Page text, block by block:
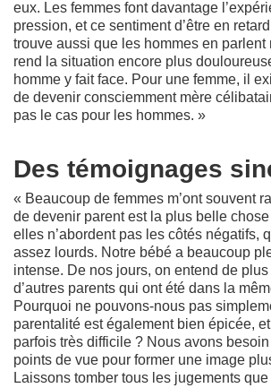
eux. Les femmes font davantage
pression, et ce sentiment d’être en
trouve aussi que les hommes en parlent
rend la situation encore plus
homme y fait face. Pour une femme, il
de devenir consciemment mère
pas le cas pour les hommes. »
Des témoignages
« Beaucoup de femmes m’ont souvent
de devenir parent est la plus belle
elles n’abordent pas les côtés négatifs,
assez lourds. Notre bébé a beaucoup
intense. De nos jours, on entend de
d’autres parents qui ont été dans la
Pourquoi ne pouvons-nous pas
parentalité est également bien épicée,
parfois très difficile ? Nous avons
points de vue pour former une image
Laissons tomber tous les jugements